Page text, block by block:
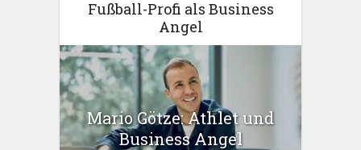
Fußball-Profi als Business
Angel
Mario Götze: Athlet und
Business Angel